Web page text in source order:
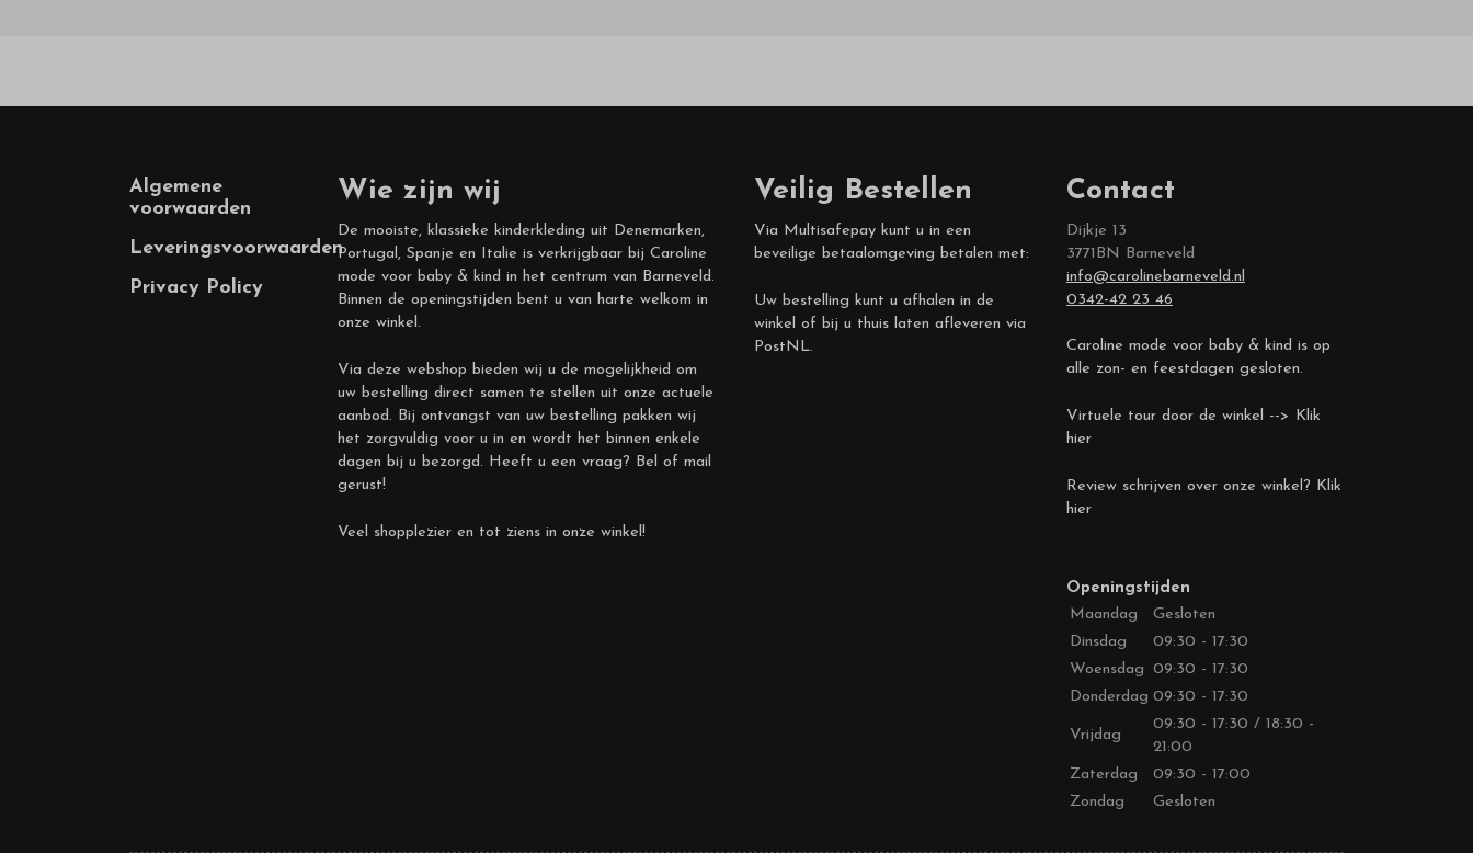
Footer
Algemene
voorwaarden
Leveringsvoorwaarden
Privacy Policy
Wie zijn wij
De mooiste, klassieke kinderkleding uit Denemarken,
Portugal, Spanje en Italie is verkrijgbaar bij Caroline
mode voor baby & kind in het centrum van Barneveld.
Binnen de openingstijden bent u van harte welkom in
onze winkel.
Via deze webshop bieden wij u de mogelijkheid om
uw bestelling direct samen te stellen uit onze actuele
aanbod. Bij ontvangst van uw bestelling pakken wij
het zorgvuldig voor u in en wordt het binnen enkele
dagen bij u bezorgd. Heeft u een vraag? Bel of mail
gerust!
Veel shopplezier en tot ziens in onze winkel!
Veilig Bestellen
Via Multisafepay kunt u in een
beveilige betaalomgeving betalen met:
Uw bestelling kunt u afhalen in de
winkel of bij u thuis laten afleveren via
PostNL.
Contact
Dijkje 13
3771BN Barneveld
info@carolinebarneveld.nl
0342-42 23 46
Caroline mode voor baby & kind is op
alle zon- en feestdagen gesloten.
Virtuele tour door de winkel --> Klik
hier
Review schrijven over onze winkel? Klik
hier
Openingstijden
Maandag
Gesloten
Dinsdag
09:30 - 17:30
Woensdag 09:30 - 17:30
Donderdag 09:30 - 17:30
Vrijdag
09:30 - 17:30 / 18:30 -
21:00
Zaterdag
09:30 - 17:00
Zondag
Gesloten